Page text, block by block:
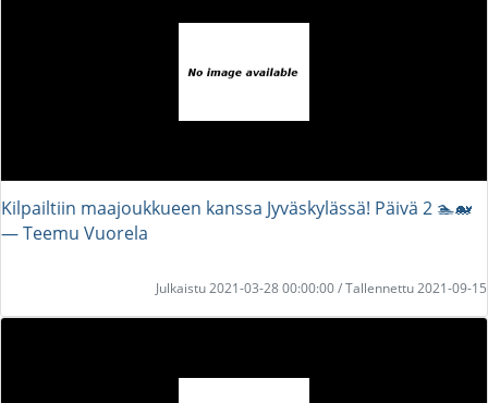
Kilpailtiin maajoukkueen kanssa Jyväskylässä! Päivä 2 🏊🐋
― Teemu Vuorela
Julkaistu 2021-03-28 00:00:00 / Tallennettu 2021-09-15